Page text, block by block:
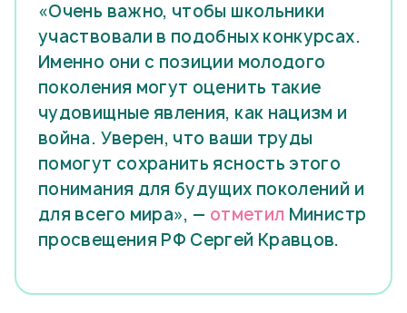
«Очень важно, чтобы школьники
участвовали в подобных конкурсах.
Именно они с позиции молодого
поколения могут оценить такие
чудовищные явления, как нацизм и
война. Уверен, что ваши труды
помогут сохранить ясность этого
понимания для будущих поколений и
для всего мира», — отметил Министр
просвещения РФ Сергей Кравцов.